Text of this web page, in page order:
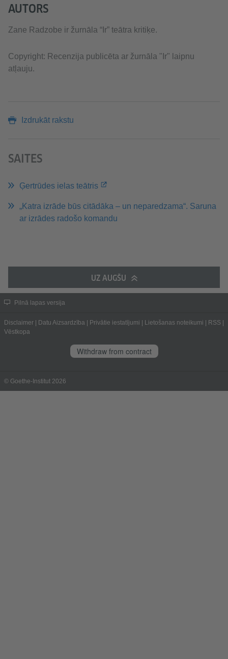
AUTORS
Zane Radzobe ir žurnāla “Ir” teātra kritiķe.
Copyright: Recenzija publicēta ar žurnāla "Ir" laipnu
atļauju.
Izdrukāt rakstu
SAITES
Ģertrūdes ielas teātris
„Katra izrāde būs citādāka – un neparedzama“. Saruna
ar izrādes radošo komandu
UZ AUGŠU
Pilnā lapas versija
Disclaimer Datu Aizsardzība Privātie iestatījumi Lietošanas noteikumi RSS
Vēstkopa
Withdraw from contract
© Goethe-Institut 2026